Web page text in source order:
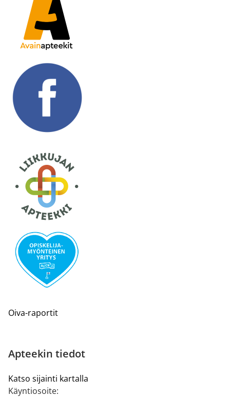
Oiva-raportit
Apteekin tiedot
Katso sijainti kartalla
Käyntiosoite: